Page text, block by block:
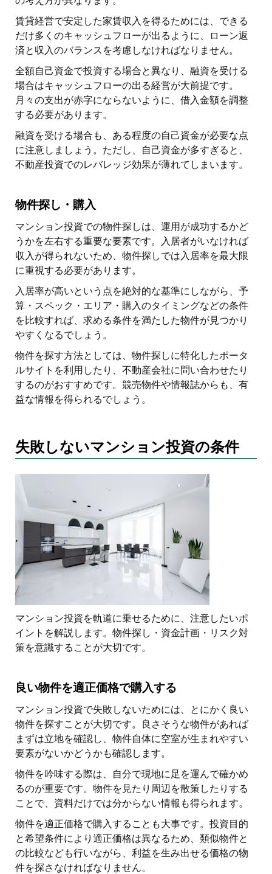
賃貸経営で安定した家賃収入を得るためには、できる
だけ多くのキャッシュフローが出るように、ローン返
済と収入のバランスを考慮しなければなりません。
全額自己資金で投資する場合と異なり、融資を受ける
場合はキャッシュフローの出る経営が大前提です。
月々の支出が赤字にならないように、借入金額を調整
する必要があります。
融資を受ける場合も、ある程度の自己資金が必要な点
に注意しましょう。ただし、自己資金が多すぎると、
不動産投資でのレバレッジ効果が薄れてしまいます。
物件探し・購入
マンション投資での物件探しは、運用が成功するかど
うかを左右する重要な要素です。入居者がいなければ
収入が得られないため、物件探しでは入居率を最大限
に重視する必要があります。
入居率が高いという点を絶対的な基準にしながら、予
算・スペック・エリア・購入のタイミングなどの条件
を比較すれば、求める条件を満たした物件が見つかり
やすくなるでしょう。
物件を探す方法としては、物件探しに特化したポータ
ルサイトを利用したり、不動産会社に問い合わせたり
するのがおすすめです。競売物件や情報誌からも、有
益な情報を得られるでしょう。
失敗しないマンション投資の条件
マンション投資を軌道に乗せるために、注意したいポ
イントを解説します。物件探し・資金計画・リスク対
策を意識することが大切です。
良い物件を適正価格で購入する
マンション投資で失敗しないためには、とにかく良い
物件を探すことが大切です。良さそうな物件があれば
まずは立地を確認し、物件自体に空室が生まれやすい
要素がないかどうかも確認します。
物件を吟味する際は、自分で現地に足を運んで確かめ
るのが重要です。物件を見たり周辺を散策したりする
ことで、資料だけでは分からない情報も得られます。
物件を適正価格で購入することも大事です。投資目的
と希望条件により適正価格は異なるため、類似物件と
の比較なども行いながら、利益を生み出せる価格の物
件を探さなければなりません。